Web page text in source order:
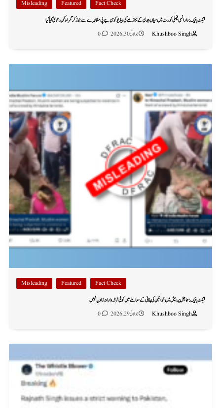
Fact Check
Featured
Misleading
فیکٹ چیک: وارانسی فیملی کورٹ میں میاں بیوی کے تنازعے کی ویڈیو کو سی جے پی مظاہرے سے جوڑ کر گمراہ کن دعویٰ کیا گیا
Khushboo Singh
جولائی 30, 2026 0
Fact Check
Featured
Misleading
فیکٹ چیک: ہماچل پردیش میں خواتین کی پٹائی کے معاملے میں کوئی فرقہ وارانہ زاویہ نہیں
Khushboo Singh
جولائی 29, 2026 0